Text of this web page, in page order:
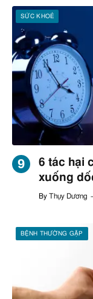
SỨC KHOẺ
6 tác hại
xuống
By Thụy Dương
BỆNH THƯỜNG GẶP